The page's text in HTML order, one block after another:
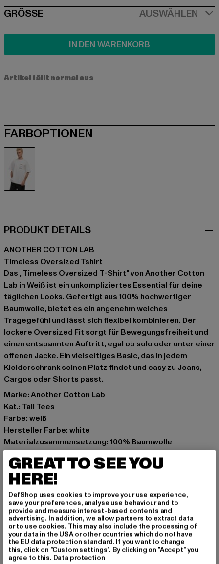
SIZE
GRÖSSE AUSWÄHLEN
IN DEN WARENKORB
Artikel fällt normal aus
FARBOPTIONEN
PRODUKT DETAILS
ANOTHER COTTON LAB
Timeless Oversized Tshirt
Das „Timeless Oversized T-Shirt" von Another Cotton
Lab in Weiß ist ein unkompliziertes Essential für deine
täglichen Looks. Gefertigt aus 100% hochwertiger
Baumwolle, bietet es ein angenehm weiches
Tragegefühl und lässt sich flexibel kombinieren. Der
lockere Oversized Fit sorgt für Bewegungsfreiheit und
einen entspannten Auftritt, egal ob solo oder unter einer
offenen Jacke. Ein vielseitiges Basic, das in jedem
Kleiderschrank seinen Platz findet und easy zu Jeans,
Cargos oder Shorts passt.
Marke: Another Cotton Lab
Kat.: Tall Tees
Farbe: weiß
Hersteller Farbe: white
Materialzusammensetzung: 100% Baumwolle
Art.Nr: PD00006883-00220
Hersteller: Urban Styles Agency GmbH & Co. KG |
Schanzenstraße 41 | 51063 Köln | DE
GRÖSSE & PASSFORM
PFLEGEHINWEISE
GREAT TO SEE YOU
HERE!
DefShop uses cookies to improve your use experience,
save your preferences, analyse use behaviour and to
provide and measure interest-based contents and
advertising. In addition, we allow partners to extract data
or to use cookies. This may also include the processing of
your data in the USA or other countries which do not have
the EU data protection standard. If you want to change
this, click on "Custom settings". By clicking on "Accept" you
agree to this. Data protection